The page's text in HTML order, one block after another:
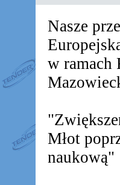
Nasze
w ramach
Młot
naukową"